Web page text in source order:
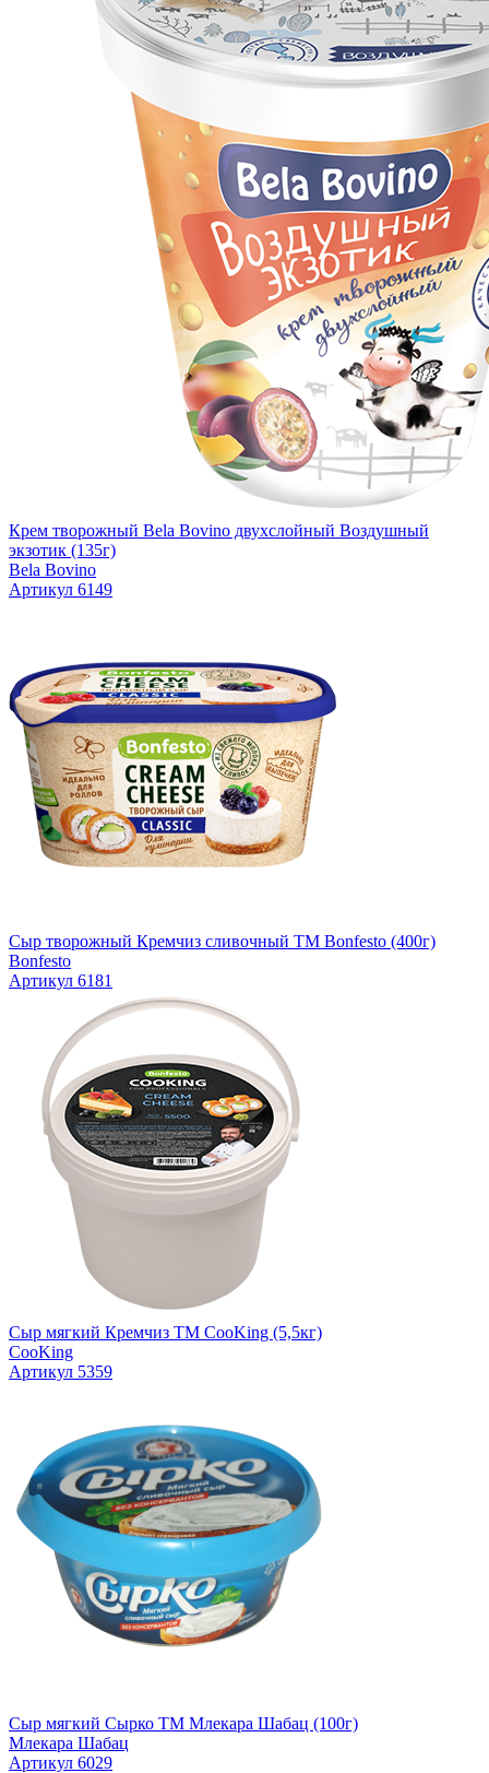
Крем творожный Bela Bovino двухслойный Воздушный
экзотик (135г)
Bela Bovino
Артикул 6149
Сыр творожный Кремчиз сливочный ТМ Bonfesto (400г)
Bonfesto
Артикул 6181
Сыр мягкий Кремчиз TM CooKing (5,5кг)
CooKing
Артикул 5359
Сыр мягкий Сырко TM Млекара Шабац (100г)
Млекара Шабац
Артикул 6029